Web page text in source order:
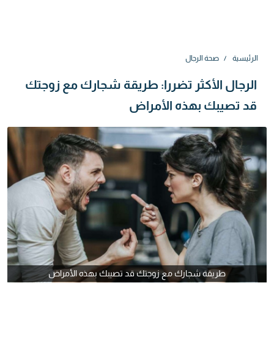
الرئيسية صحة الرجال
الرجال الأكثر تضررا: طريقة شجارك مع زوجتك
قد تصيبك بهذه الأمراض
طريقة شجارك مع زوجتك قد تصيبك بهذه الأمراض